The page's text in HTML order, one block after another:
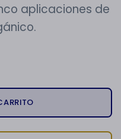
aplicaciones de